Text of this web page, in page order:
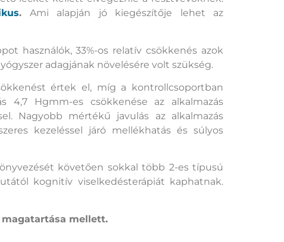
. Ami alapján jó kiegészítője lehet az
használók, 33%-os relatív csökkenés azok
adagjának növelésére volt szükség.
értek el, míg a kontrollcsoportban
4,7 Hgmm-es csökkenése az alkalmazás
Nagyobb mértékű javulás az alkalmazás
kezeléssel járó mellékhatás és súlyos
követően sokkal több 2-es típusú
kognitív viselkedésterápiát kaphatnak.
mellett.